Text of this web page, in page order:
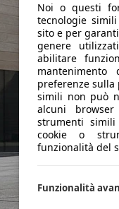
Noi o questi
tecnologie
sito e per
genere
abilitare
preferenze sulla
simili non può
alcuni
strumenti
cookie o
funzionalità del
Funzionalità